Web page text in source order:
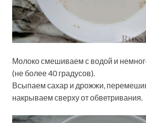
Молоко смешиваем с водой и
(не более 40 градусов).
Всыпаем сахар и дрожжи,
накрываем сверху от обветривания.